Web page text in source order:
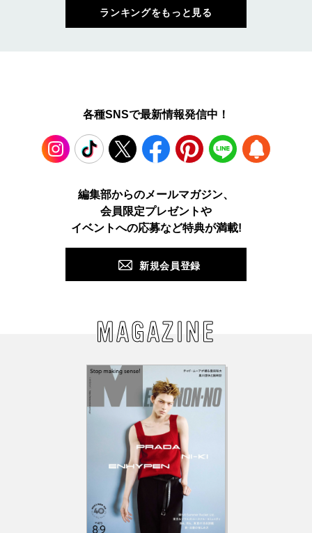
ランキングをもっと見る
各種SNSで最新情報発信中！
TikTok Facebook Pinterest LINE
編集部からのメールマガジン、
会員限定プレゼントや
イベントへの応募など特典が満載!
新規会員登録
MAGAZINE